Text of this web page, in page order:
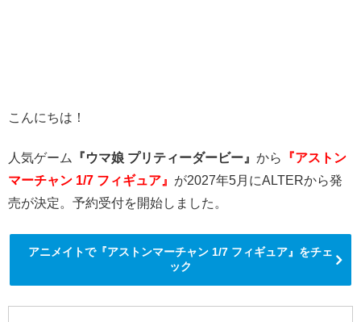
こんにちは！
人気ゲーム 『ウマ娘 プリティーダービー』 から
『アストン
マーチャン 1/7 フィギュア』 が2027年5月にALTERから発
売が決定。予約受付を開始しました。
アニメイトで『アストンマーチャン 1/7 フィギュア』をチェ
ック